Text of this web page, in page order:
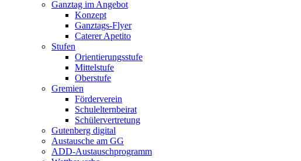
Ganztag im Angebot
Konzept
Ganztags-Flyer
Caterer Apetito
Stufen
Orientierungsstufe
Mittelstufe
Oberstufe
Gremien
Förderverein
Schulelternbeirat
Schülervertretung
Gutenberg digital
Austausche am GG
ADD-Austauschprogramm